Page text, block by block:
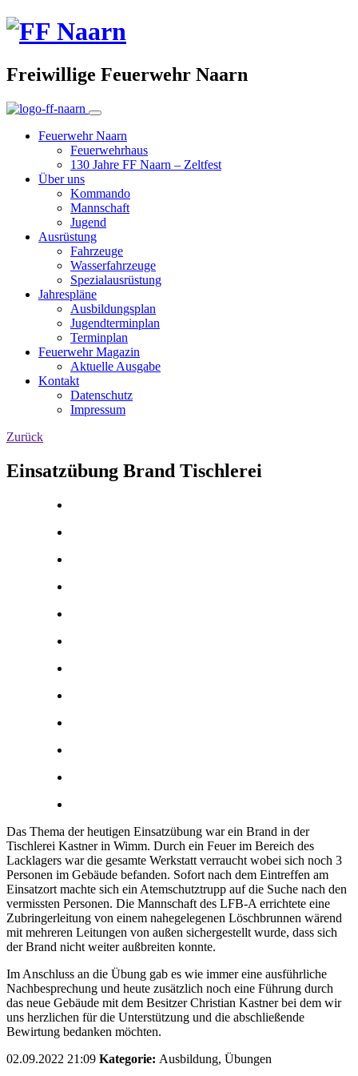
Freiwillige Feuerwehr Naarn
Feuerwehr Naarn
Feuerwehrhaus
130 Jahre FF Naarn – Zeltfest
Über uns
Kommando
Mannschaft
Jugend
Ausrüstung
Fahrzeuge
Wasserfahrzeuge
Spezialausrüstung
Jahrespläne
Ausbildungsplan
Jugendterminplan
Terminplan
Feuerwehr Magazin
Aktuelle Ausgabe
Kontakt
Datenschutz
Impressum
Zurück
Einsatzübung Brand Tischlerei
Das Thema der heutigen Einsatzübung war ein Brand in der
Tischlerei Kastner in Wimm. Durch ein Feuer im Bereich des
Lacklagers war die gesamte Werkstatt verraucht wobei sich noch 3
Personen im Gebäude befanden. Sofort nach dem Eintreffen am
Einsatzort machte sich ein Atemschutztrupp auf die Suche nach den
vermissten Personen. Die Mannschaft des LFB-A errichtete eine
Zubringerleitung von einem nahegelegenen Löschbrunnen wärend
mit mehreren Leitungen von außen sichergestellt wurde, dass sich
der Brand nicht weiter außbreiten konnte.
Im Anschluss an die Übung gab es wie immer eine ausführliche
Nachbesprechung und heute zusätzlich noch eine Führung durch
das neue Gebäude mit dem Besitzer Christian Kastner bei dem wir
uns herzlichen für die Unterstützung und die abschließende
Bewirtung bedanken möchten.
02.09.2022 21:09 Kategorie: Ausbildung, Übungen